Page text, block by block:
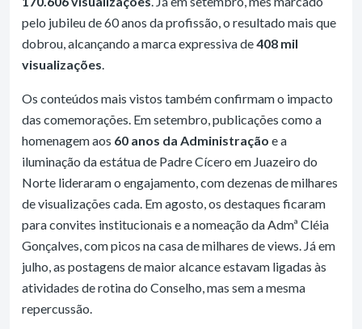
pelo jubileu de 60 anos da profissão, o resultado mais que
dobrou, alcançando a marca expressiva de408 mil
visualizações
Os conteúdos mais vistos também confirmam o impacto
das comemorações. Em setembro, publicações como a
homenagem aos 60 anos da Administração e a
iluminação da estátua de Padre Cícero em Juazeiro do
Norte lideraram o engajamento, com dezenas de milhares
de visualizações cada. Em agosto, os destaques ficaram
para convites institucionais e a nomeação da Admª Cléia
Gonçalves, com picos na casa de milhares de views. Já em
julho, as postagens de maior alcance estavam ligadas às
atividades de rotina do Conselho, mas sem a mesma
repercussão.